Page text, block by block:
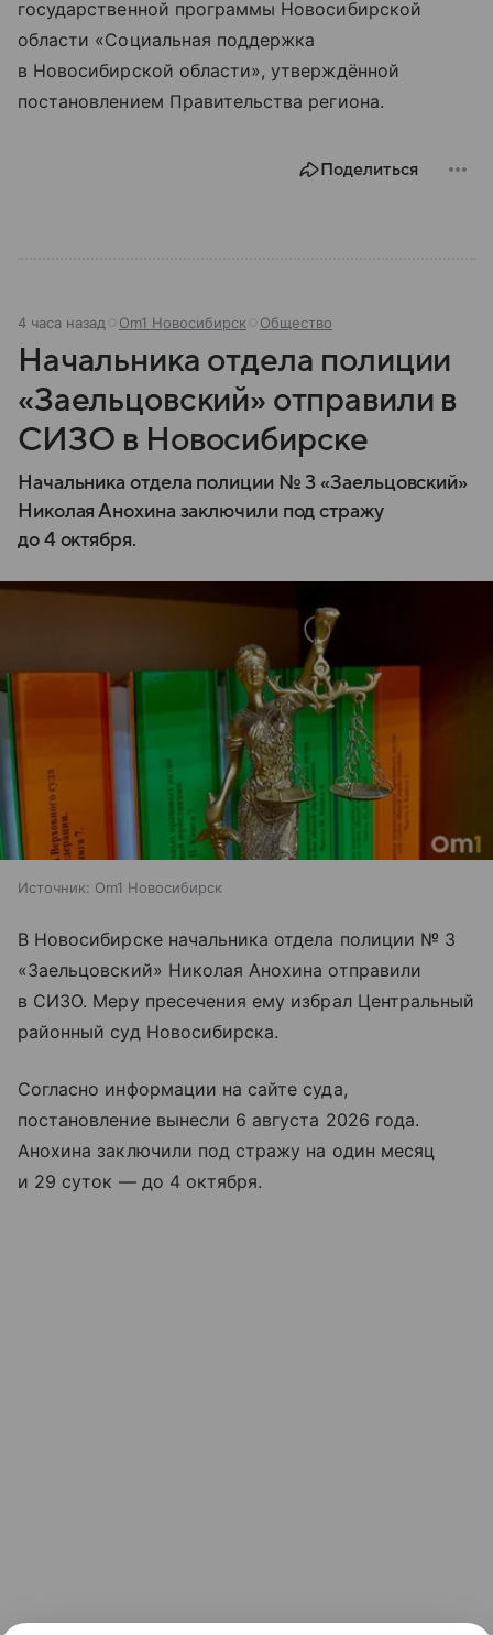
государственной программы Новосибирской
области «Социальная поддержка
в Новосибирской области», утверждённой
постановлением Правительства региона.
Поделиться
4 часа назад Om1 Новосибирск Общество
Начальника отдела полиции
«Заельцовский» отправили в
СИЗО в Новосибирске
Начальника отдела полиции № 3 «Заельцовский»
Николая Анохина заключили под стражу
до 4 октября.
Источник: Om1 Новосибирск
В Новосибирске начальника отдела полиции № 3
«Заельцовский» Николая Анохина отправили
в СИЗО. Меру пресечения ему избрал Центральный
районный суд Новосибирска.
Согласно информации на сайте суда,
постановление вынесли 6 августа 2026 года.
Анохина заключили под стражу на один месяц
и 29 суток — до 4 октября.